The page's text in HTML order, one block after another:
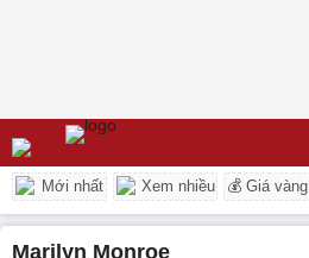
Mới nhất Xem nhiều 💰 Giá vàng
Marilyn Monroe